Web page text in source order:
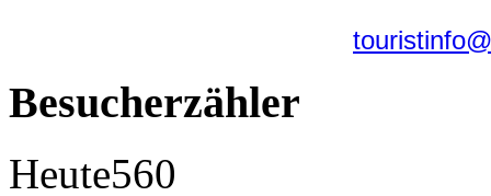
Besucherzähler
Heute560